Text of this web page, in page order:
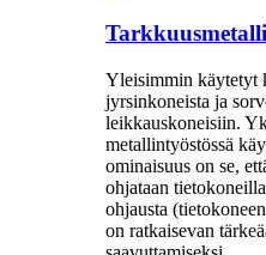
Yleisimmin käytetyt
jyrsinkoneista ja
leikkauskoneisiin.
metallintyöstössä
ominaisuus on se,
ohjataan
ohjausta
on ratkaisevan